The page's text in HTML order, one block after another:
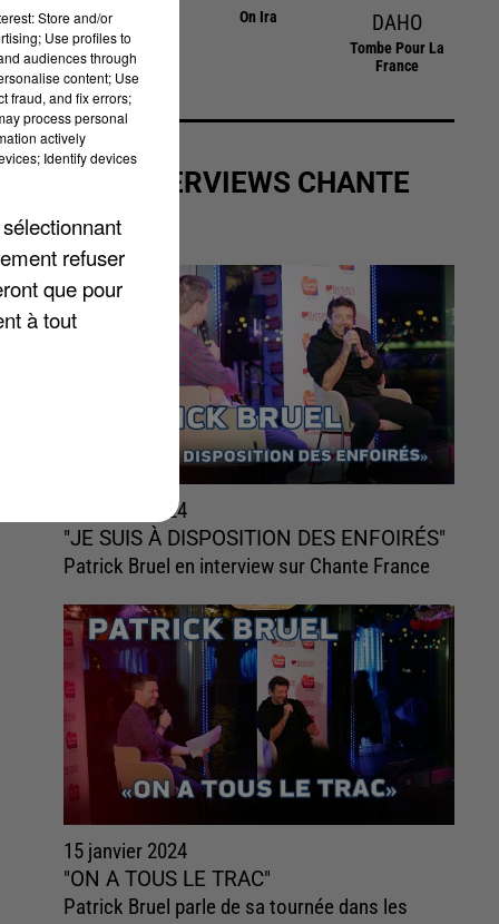
Voyage Voyage On Ira
DAHO
Tombe Pour La
France
LES INTERVIEWS CHANTE
FRANCE
15 janvier 2024
"JE SUIS À DISPOSITION DES ENFOIRÉS"
Patrick Bruel en interview sur Chante France
15 janvier 2024
"ON A TOUS LE TRAC"
Patrick Bruel parle de sa tournée dans les
Store and/or
Use profiles to
audiences through
content; Use
fraud, and fix errors;
process personal
actively
Identify devices
refuser
que pour
à tout